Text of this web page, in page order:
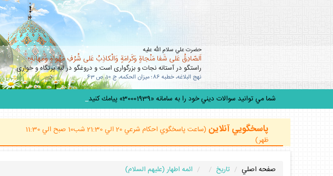
حضرت علي سلام الله عليه
اَلصّادِقُ عَلى شَفا مَنْجاةٍ وَكَرامَةٍ وَالْكاذِبُ عَلى شُرُفِ مَهْواةٍ وَمَهانَةٍ؛
راستگو در آستانه نجات و بزرگوارى است و دروغگو در لبه پرتگاه و خوارى.
نهج البلاغه، خطبه 86؛ ميزان الحكمه، ج 10، ص 63 .
شما مي توانيد سوالات ديني خود را به سامانه «30001939» پيامك كنيد.
پاسخگويي آنلاين
(ساعت پاسخگوي احكام شرعي 20 الي 21:30 شب10 صبح الي 11:30
ظهر)
صفحه اصلي تاريخ
ائمه اطهار (عليهم السلام)